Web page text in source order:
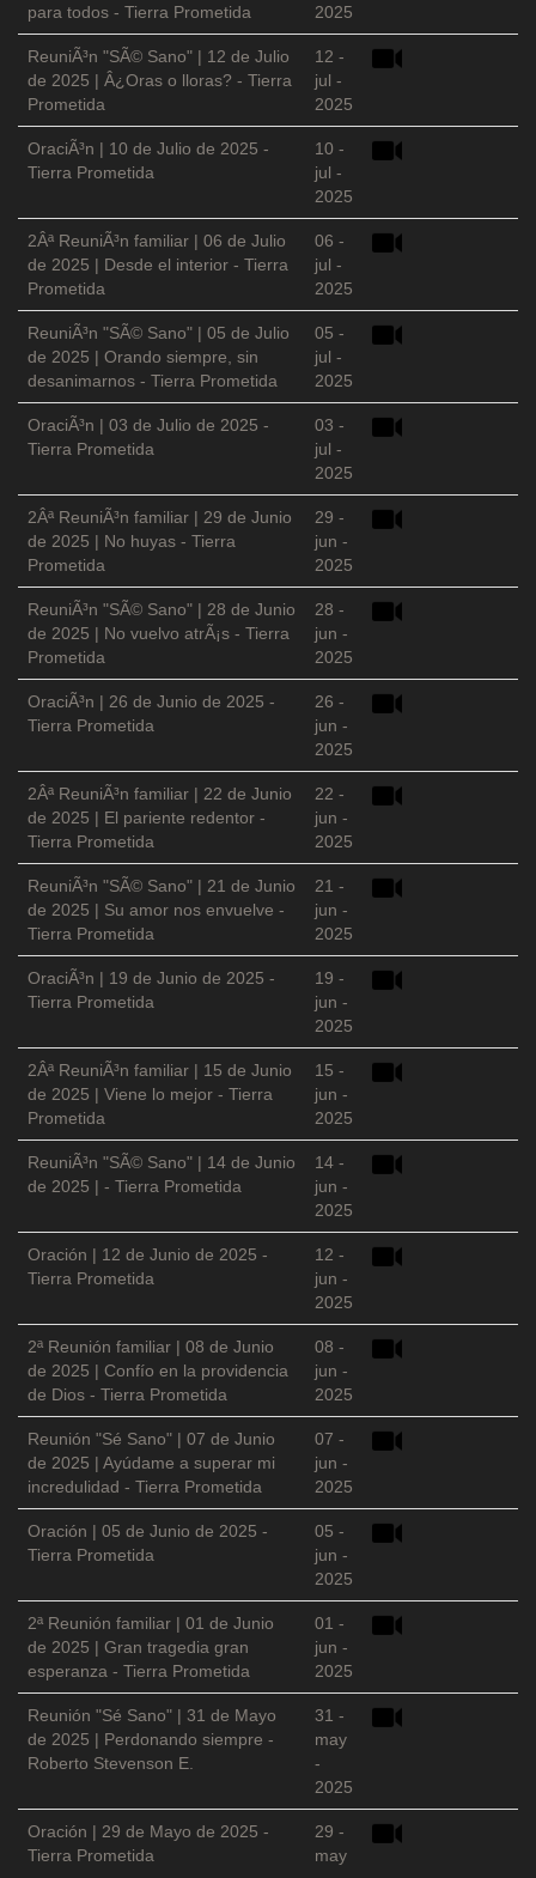
para todos - Tierra Prometida
2025
ReuniÃ³n "SÃ© Sano" | 12 de Julio
de 2025 | Â¿Oras o lloras? - Tierra
Prometida
12 -
jul -
2025
OraciÃ³n | 10 de Julio de 2025 -
Tierra Prometida
10 -
jul -
2025
2Âª ReuniÃ³n familiar | 06 de Julio
de 2025 | Desde el interior - Tierra
Prometida
06 -
jul -
2025
ReuniÃ³n "SÃ© Sano" | 05 de Julio
de 2025 | Orando siempre, sin
desanimarnos - Tierra Prometida
05 -
jul -
2025
OraciÃ³n | 03 de Julio de 2025 -
Tierra Prometida
03 -
jul -
2025
2Âª ReuniÃ³n familiar | 29 de Junio
de 2025 | No huyas - Tierra
Prometida
29 -
jun -
2025
ReuniÃ³n "SÃ© Sano" | 28 de Junio
de 2025 | No vuelvo atrÃ¡s - Tierra
Prometida
28 -
jun -
2025
OraciÃ³n | 26 de Junio de 2025 -
Tierra Prometida
26 -
jun -
2025
2Âª ReuniÃ³n familiar | 22 de Junio
de 2025 | El pariente redentor -
Tierra Prometida
22 -
jun -
2025
ReuniÃ³n "SÃ© Sano" | 21 de Junio
de 2025 | Su amor nos envuelve -
Tierra Prometida
21 -
jun -
2025
OraciÃ³n | 19 de Junio de 2025 -
Tierra Prometida
19 -
jun -
2025
2Âª ReuniÃ³n familiar | 15 de Junio
de 2025 | Viene lo mejor - Tierra
Prometida
15 -
jun -
2025
ReuniÃ³n "SÃ© Sano" | 14 de Junio
de 2025 | - Tierra Prometida
14 -
jun -
2025
Oración | 12 de Junio de 2025 -
Tierra Prometida
12 -
jun -
2025
2ª Reunión familiar | 08 de Junio
de 2025 | Confío en la providencia
de Dios - Tierra Prometida
08 -
jun -
2025
Reunión "Sé Sano" | 07 de Junio
de 2025 | Ayúdame a superar mi
incredulidad - Tierra Prometida
07 -
jun -
2025
Oración | 05 de Junio de 2025 -
Tierra Prometida
05 -
jun -
2025
2ª Reunión familiar | 01 de Junio
de 2025 | Gran tragedia gran
esperanza - Tierra Prometida
01 -
jun -
2025
Reunión "Sé Sano" | 31 de Mayo
de 2025 | Perdonando siempre -
Roberto Stevenson E.
31 -
may
-
2025
Oración | 29 de Mayo de 2025 -
Tierra Prometida
29 -
may